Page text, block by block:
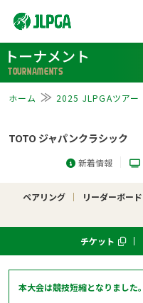
トーナメント
TOURNAMENTS
ホーム 2025 JLPGAツアー
TOTO ジャパンクラシック
新着情報
ペアリング リーダーボード
チケット
本大会は競技短縮となりました。